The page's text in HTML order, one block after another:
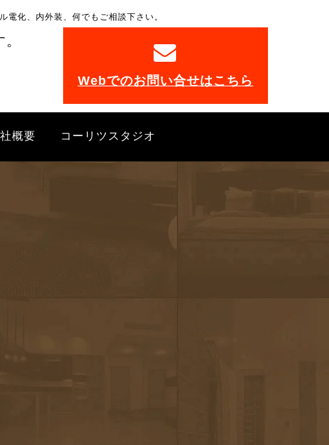
化、内外装、何でもご相談下さい。
Webでのお問い合せはこちら
概要 コーリツスタジオ